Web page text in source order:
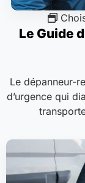
Le Guide
Le dépanneur-
d’urgence qui